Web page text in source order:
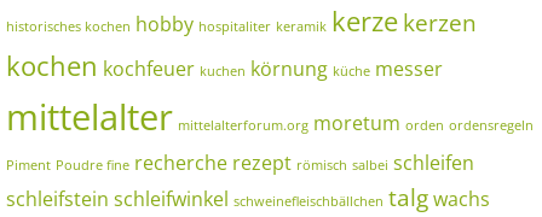
historisches kochen hobby hospitaliter keramik kerzekerzen
kochen kochfeuer kuchen körnung küche messer
mittelalter mittelalterforum.org moretum orden ordensregeln
Piment Poudre fine recherche rezept römisch salbei schleifen
schleifstein schleifwinkel schweinefleischbällchen talgwachs